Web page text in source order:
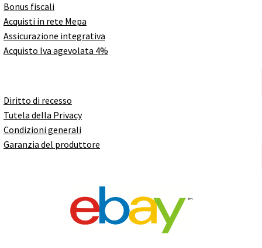
Bonus fiscali
Acquisti in rete Mepa
Assicurazione integrativa
Acquisto Iva agevolata 4%
Diritto di recesso
Tutela della Privacy
Condizioni generali
Garanzia del produttore